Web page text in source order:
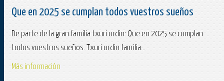
Que en 2025 se cumplan todos vuestros sueños
De parte de la gran familia txuri urdin: Que en 2025 se cumplan
todos vuestros sueños. Txuri urdin familia...
Más información